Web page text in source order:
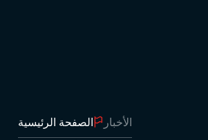
الصفحة الرئيسية
الأخبار